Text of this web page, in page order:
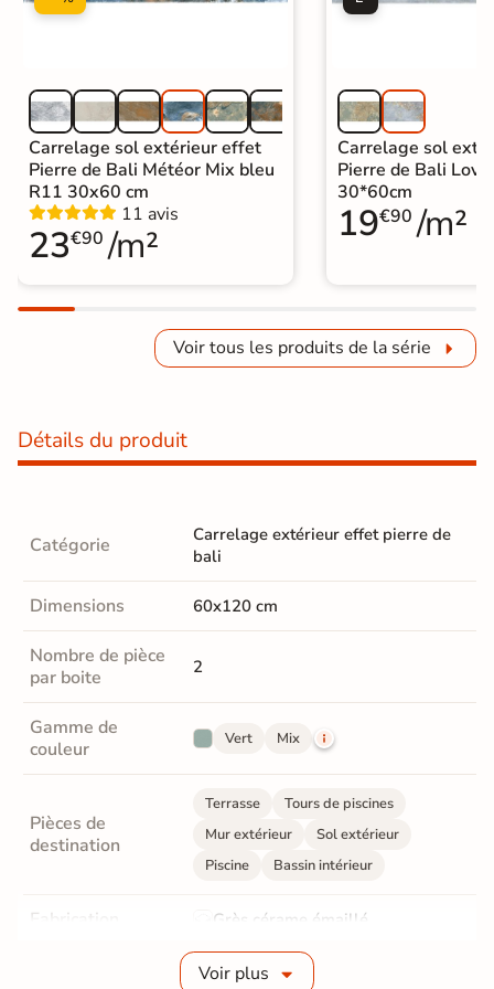
Carrelage sol extérieur effet
Pierre de Bali Météor Mix bleu
R11 30x60 cm
11 avis
23€90 /m²
Carrelage sol
Pierre de Bali
30*60cm
19€90 /m²
Voir tous les produits de la série
Détails du produit
Catégorie
Carrelage extérieur effet pierre de
bali
Dimensions 60x120 cm
Nombre de pièce
par boite
2
Gamme de
couleur
Vert Mix
Pièces de
destination
Terrasse
Tours de piscines
Mur extérieur
Sol extérieur
Piscine
Bassin intérieur
Fabrication Grès cérame émaillé
8 mm
Voir plus